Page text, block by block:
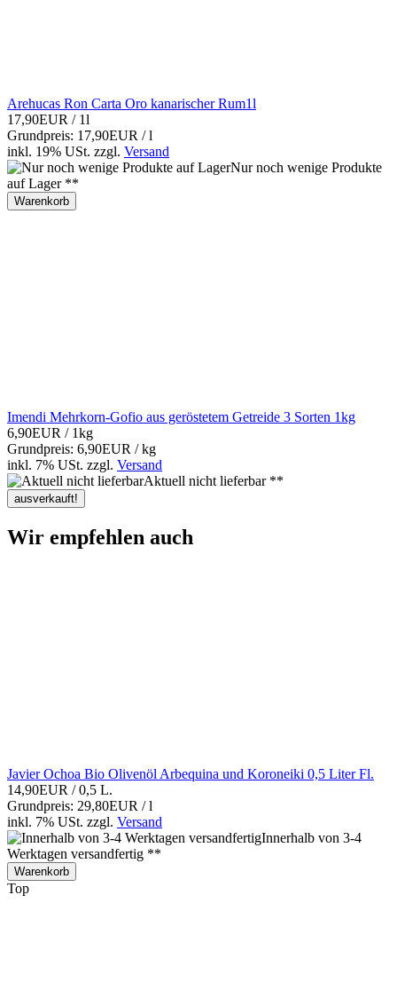
Arehucas Ron Carta Oro kanarischer Rum1l
17,90EUR / 1l
Grundpreis: 17,90EUR / l
inkl. 19% USt. zzgl. Versand
Nur noch wenige Produkte
auf Lager **
Warenkorb
Imendi Mehrkorn-Gofio aus geröstetem Getreide 3 Sorten 1kg
6,90EUR / 1kg
Grundpreis: 6,90EUR / kg
inkl. 7% USt. zzgl. Versand
Aktuell nicht lieferbar **
ausverkauft!
Wir empfehlen auch
Javier Ochoa Bio Olivenöl Arbequina und Koroneiki 0,5 Liter Fl.
14,90EUR / 0,5 L.
Grundpreis: 29,80EUR / l
inkl. 7% USt. zzgl. Versand
Innerhalb von 3-4
Werktagen versandfertig **
Warenkorb
Top